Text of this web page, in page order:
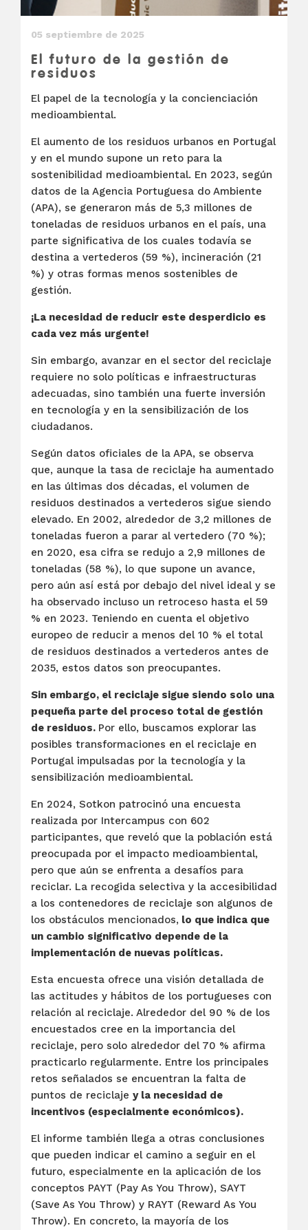
05 septiembre de 2025
El futuro de la gestión de
residuos
El papel de la tecnología y la concienciación
medioambiental.
El aumento de los residuos urbanos en Portugal
y en el mundo supone un reto para la
sostenibilidad medioambiental. En 2023, según
datos de la Agencia Portuguesa do Ambiente
(APA), se generaron más de 5,3 millones de
toneladas de residuos urbanos en el país, una
parte significativa de los cuales todavía se
destina a vertederos (59 %), incineración (21
%) y otras formas menos sostenibles de
gestión.
¡La necesidad de reducir este desperdicio es
cada vez más urgente!
Sin embargo, avanzar en el sector del reciclaje
requiere no solo políticas e infraestructuras
adecuadas, sino también una fuerte inversión
en tecnología y en la sensibilización de los
ciudadanos.
Según datos oficiales de la APA, se observa
que, aunque la tasa de reciclaje ha aumentado
en las últimas dos décadas, el volumen de
residuos destinados a vertederos sigue siendo
elevado. En 2002, alrededor de 3,2 millones de
toneladas fueron a parar al vertedero (70 %);
en 2020, esa cifra se redujo a 2,9 millones de
toneladas (58 %), lo que supone un avance,
pero aún así está por debajo del nivel ideal y se
ha observado incluso un retroceso hasta el 59
% en 2023. Teniendo en cuenta el objetivo
europeo de reducir a menos del 10 % el total
de residuos destinados a vertederos antes de
2035, estos datos son preocupantes.
Sin embargo, el reciclaje sigue siendo solo una
pequeña parte del proceso total de gestión
de residuos. Por ello, buscamos explorar las
posibles transformaciones en el reciclaje en
Portugal impulsadas por la tecnología y la
sensibilización medioambiental.
En 2024, Sotkon patrocinó una encuesta
realizada por Intercampus con 602
participantes, que reveló que la población está
preocupada por el impacto medioambiental,
pero que aún se enfrenta a desafíos para
reciclar. La recogida selectiva y la accesibilidad
a los contenedores de reciclaje son algunos de
los obstáculos mencionados, lo que indica que
un cambio significativo depende de la
implementación de nuevas políticas.
Esta encuesta ofrece una visión detallada de
las actitudes y hábitos de los portugueses con
relación al reciclaje. Alrededor del 90 % de los
encuestados cree en la importancia del
reciclaje, pero solo alrededor del 70 % afirma
practicarlo regularmente. Entre los principales
retos señalados se encuentran la falta de
puntos de reciclaje y la necesidad de
incentivos (especialmente económicos).
El informe también llega a otras conclusiones
que pueden indicar el camino a seguir en el
futuro, especialmente en la aplicación de los
conceptos PAYT (Pay As You Throw), SAYT
(Save As You Throw) y RAYT (Reward As You
Throw). En concreto, la mayoría de los